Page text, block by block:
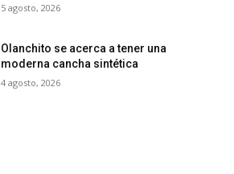
5 agosto, 2026
Olanchito se acerca a tener una
moderna cancha sintética
4 agosto, 2026